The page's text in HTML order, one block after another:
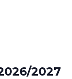
2027